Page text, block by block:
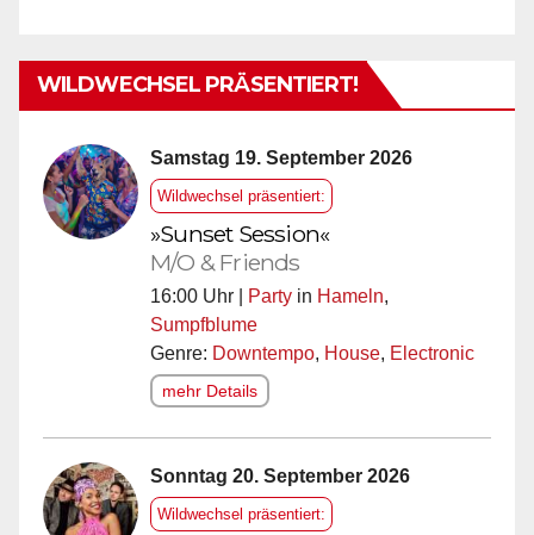
WILDWECHSEL PRÄSENTIERT!
Samstag 19. September 2026
Wildwechsel präsentiert:
»Sunset Session«
M/O & Friends
16:00 Uhr | Party in Hameln,
Sumpfblume
Genre: Downtempo, House, Electronic
mehr Details
Sonntag 20. September 2026
Wildwechsel präsentiert: